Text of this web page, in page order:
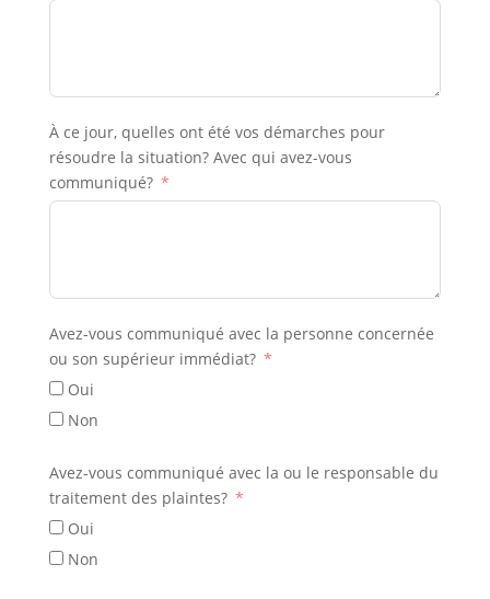
À ce jour, quelles ont été vos démarches pour
résoudre la situation? Avec qui avez-vous
communiqué?
Avez-vous communiqué avec la personne concernée
ou son supérieur immédiat?
Oui
Non
Avez-vous communiqué avec la ou le responsable du
traitement des plaintes?
Oui
Non